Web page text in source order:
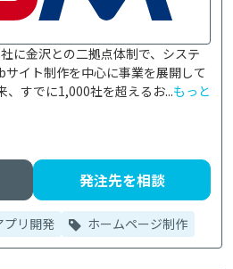
に金沢との二拠点体制で、システ
イト制作を中心に事業を展開して
、すでに1,000社を超えるお...もっと
発注先を相談
プリ開発 ホームページ制作